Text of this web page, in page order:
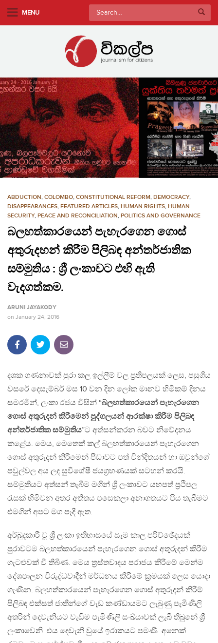
m
a
i
n
c
o
n
t
e
MENU
Search
for:
ABDUCTION, COLOMBO, CONSTITUTIONAL REFORM, DEMOCRACY,
DISAPPEARANCES, FEATURED ARTICLES, HUMAN RIGHTS, HUMAN
SECURITY, PEACE AND RECONCILIATION, POLITICS AND GOVERNANCE
බලහත්කාරයෙන් පැහැරගෙන ගොස්
අතුරුදහන් කිරීම පිලිබඳ අන්තර්ජාතික
සම්මුතිය : ශ්‍රී ලංකාවට එහි ඇති
වැදගත්කම.
ARUNI JAYAKODY
on January 24, 2016
දශක ගණනාවක් පුරා කල ඉල්ලීම් වල ප්‍රතිපලයක් ලෙස, පසුගිය
වසරේ දෙසැම්බර් මස 10 වන දින ලෝක මානව හිමිකම් දිනය
සමරමින්, ලංකා රජය විසින් “බලහත්කාරයෙන් පැහැරගෙන
ගොස් අතුරුදන් කිරීමෙන් පුද්ගලයන් ආරක්ෂා කිරීම පිලිබඳ
අන්තර්ජාතික සම්මුතිය”ට අත්සන්කරන බවට නිවේදනය
කළේය. මෙය, මෙතෙක් කල් බලහත්කාරයෙන් පැහැරගෙන
ගොස් අතුරුදන් කිරීමෙන් පීඩාවට පත් වින්දිතයන් හා ඔවුන්ගේ
පවුල්වල අය ලද සුවිශේෂී ජයග්‍රහණයක් සටහන් කරයි.
සම්මුතියට අත්සන් තැබීම මගින් ශ්‍රී ලංකාවට යහපත් ප්‍රථිපල
රැසක් හිමිවන අතර අතීතය පසෙකලා අනාගතයට පිය තැබීමට
එමගින් අපට මග පෑදී ඇත.
අර්බුදකාරී වූ ශ්‍රී ලංකා ඉතිහාසයේ සෑම කාල පරිච්ඡේදයක්
පුරාවටම බලහත්කාරයෙන් පැහැරගෙන ගොස් අතුරුදන් කිරීම
ගැටළුවක් වී තිබිණ. මෙය ත්‍රස්තවාදය පරාජය කිරීමේ මෙන්ම
දේශපාලන විරුද්ධවාදීන් මර්ධනය කිරීමේ ක්‍රමයක් ලෙස යොදා
ගැණින. බලහත්කාරයෙන් පැහැරගෙන ගොස් අතුරුදන් කිරීම්
පිලිබඳ එක්සත් ජාතීන්ගේ වැඩ කණ්ඩායමට ලැබුණු පැමිණිලි
අතරින් දෙවැනියට වැඩිම පැමිණිලි සංඛ්යාවක් ලැබී තිබුනේ ශ්‍රී
ලංකාවෙනි. එය දෙවැනි වුයේ ඉරාකයට පමණි. අනෙක්